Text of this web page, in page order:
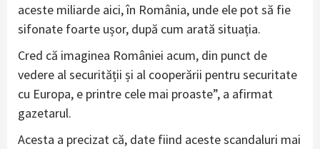
aceste miliarde aici, în România, unde ele pot să fie
sifonate foarte ușor, după cum arată situația.
Cred că imaginea României acum, din punct de
vedere al securității și al cooperării pentru securitate
cu Europa, e printre cele mai proaste”, a afirmat
gazetarul.
Acesta a precizat că, date fiind aceste scandaluri mai